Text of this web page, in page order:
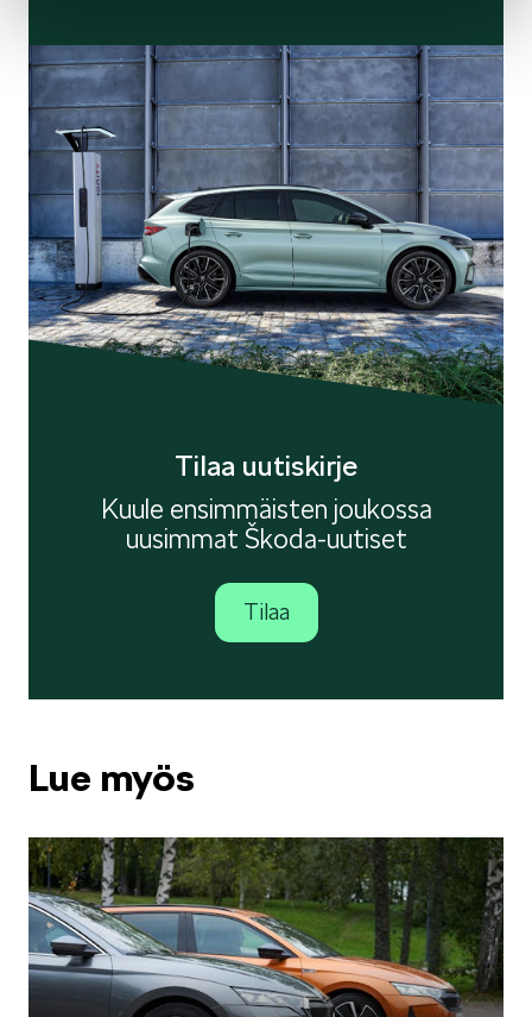
KAMIQ
KODIAQ
ENYAQ
Tilaa uutiskirje
Kuule ensimmäisten joukossa
uusimmat Škoda-uutiset
Tilaa
Lue myös